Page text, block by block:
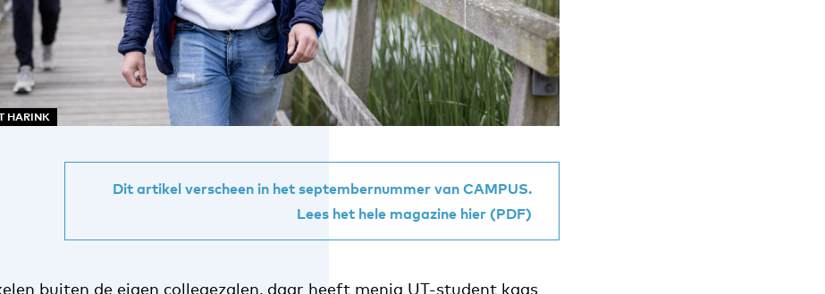
HARINK
Dit artikel verscheen in het septembernummer van CAMPUS.
Lees het hele magazine hier (PDF)
buiten de eigen collegezalen, daar heeft menig UT-student kaas